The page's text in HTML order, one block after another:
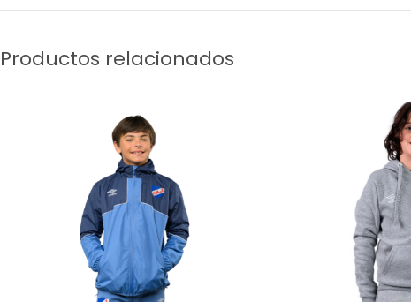
Productos relacionados